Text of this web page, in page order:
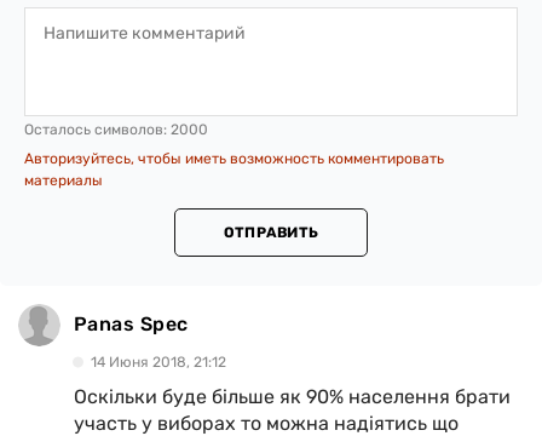
Осталось символов: 2000
Авторизуйтесь, чтобы иметь возможность комментировать
материалы
ОТПРАВИТЬ
Panas Spec
14 Июня 2018, 21:12
Оскільки буде більше як 90% населення брати
участь у виборах то можна надіятись що